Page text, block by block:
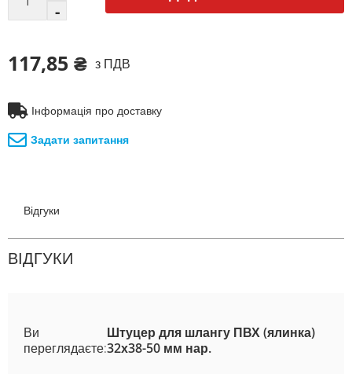
117,85 ₴ з ПДВ
Інформація про доставку
Задати запитання
Відгуки
ВІДГУКИ
Ви
переглядаєте:
Штуцер для шлангу ПВХ (ялинка)
32х38-50 мм нар.